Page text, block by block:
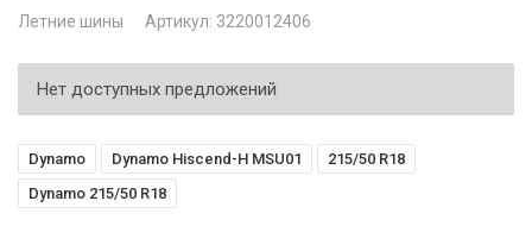
Летние шины Артикул: 3220012406
Нет доступных предложений
Dynamo Dynamo Hiscend-H MSU01
215/50 R18
Dynamo 215/50 R18